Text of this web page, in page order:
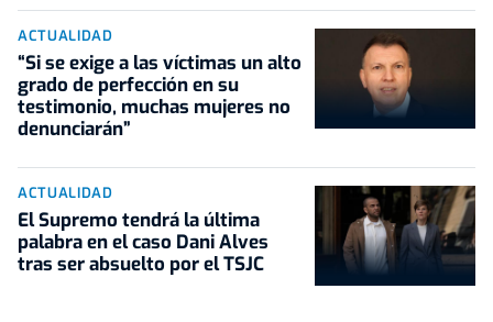
ACTUALIDAD
“Si se exige a las víctimas un alto
grado de perfección en su
testimonio, muchas mujeres no
denunciarán”
ACTUALIDAD
El Supremo tendrá la última
palabra en el caso Dani Alves
tras ser absuelto por el TSJC